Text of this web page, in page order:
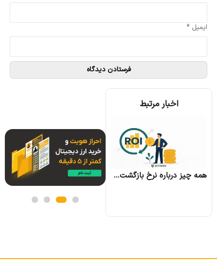
ایمیل *
اخبار مرتبط
همه چیز درباره نرخ بازگشت سرمایه و نحوه محاسبه آن